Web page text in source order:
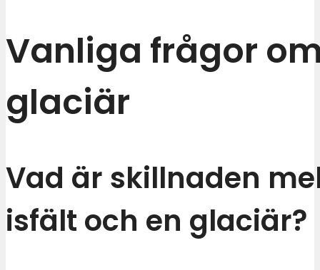
Vanliga frågor
glaciär
Vad är skillnaden
isfält och en glaciär?